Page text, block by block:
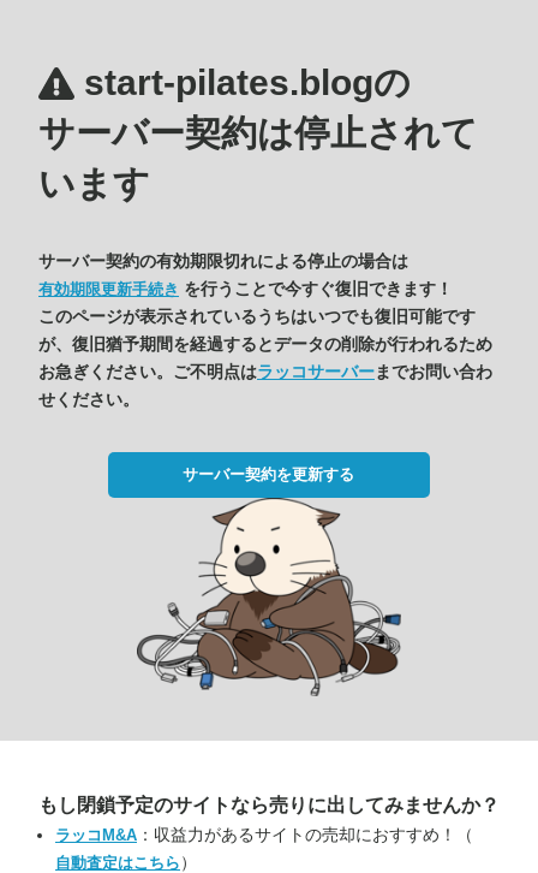
start-pilates.blogの
サーバー契約は停止されて
います
サーバー契約の有効期限切れによる停止の場合は
有効期限更新手続き を行うことで今すぐ復旧できます！
このページが表示されているうちはいつでも復旧可能です
が、復旧猶予期間を経過するとデータの削除が行われるため
お急ぎください。ご不明点はラッコサーバーまでお問い合わ
せください。
サーバー契約を更新する
もし閉鎖予定のサイトなら売りに出してみませんか？
ラッコM&A ：収益力があるサイトの売却におすすめ！（
自動査定はこちら ）